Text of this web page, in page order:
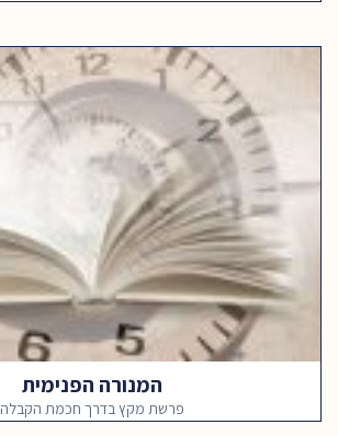
המנורה הפנימית
פרשת מקץ בדרך חכמת הקבלה